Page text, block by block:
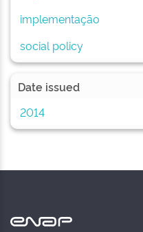
implementação
social policy
Date issued
2014